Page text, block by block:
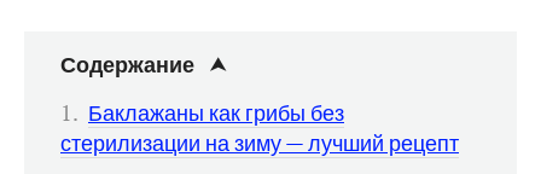
Содержание
Баклажаны как грибы без
стерилизации на зиму — лучший рецепт